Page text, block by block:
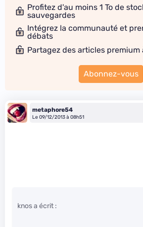
Profitez d'au moins 1 To de
sauvegardes
Intégrez la communauté et
débats
Partagez des articles
Abonnez-vous
metaphore54
Le 09/12/2013 à 08h51
knos a écrit :